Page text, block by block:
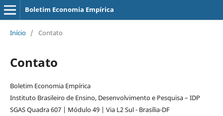
Boletim Economia Empírica
Início / Contato
Contato
Boletim Economia Empírica
Instituto Brasileiro de Ensino, Desenvolvimento e Pesquisa – IDP
SGAS Quadra 607 | Módulo 49 | Via L2 Sul - Brasília-DF